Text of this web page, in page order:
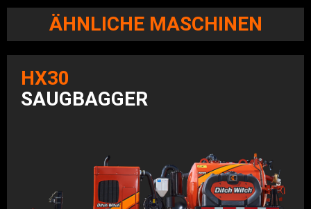
ÄHNLICHE MASCHINEN
HX30
SAUGBAGGER